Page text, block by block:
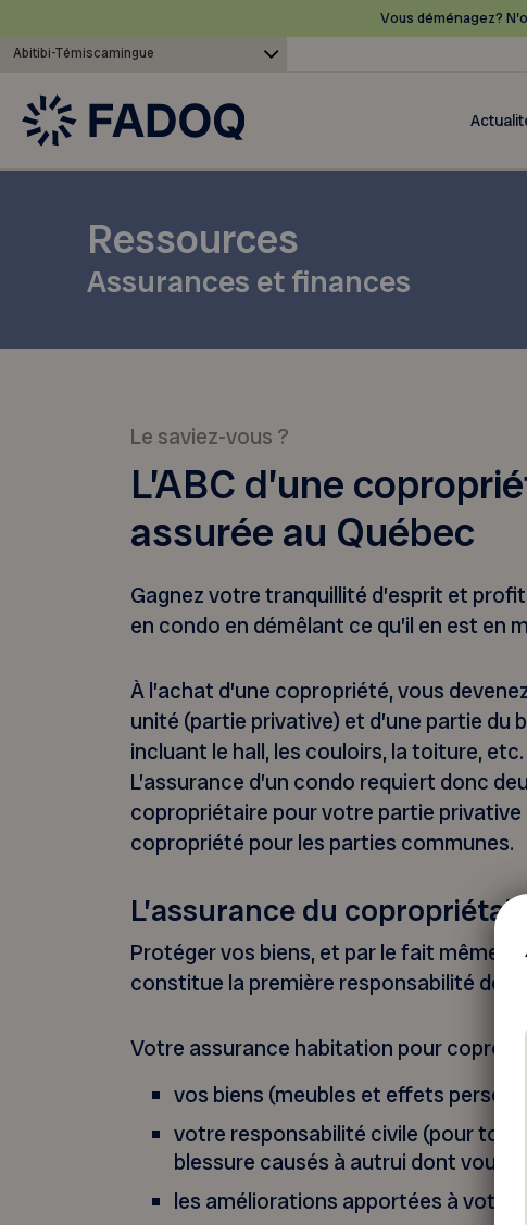
Vous déménagez?
Abitibi-Témiscamingue
Ressources
Assurances et finances
Le saviez-vous ?
L’ABC d’une
assurée au Québec
Gagnez votre tranquillité d’esprit et
en condo en démêlant ce qu’il en est en
À l’achat d’une copropriété, vous
unité (partie privative) et d’une partie du
incluant le hall, les couloirs, la toiture,
L’assurance d’un condo requiert donc
copropriétaire pour votre partie privative
copropriété pour les parties communes.
L’assurance du copropriétaire
Protéger vos biens, et par le fait même
constitue la première responsabilité de
Votre assurance habitation pour
vos biens (meubles et effets
votre responsabilité civile (pour tout
blessure causés à autrui dont vous
les améliorations apportées à votre